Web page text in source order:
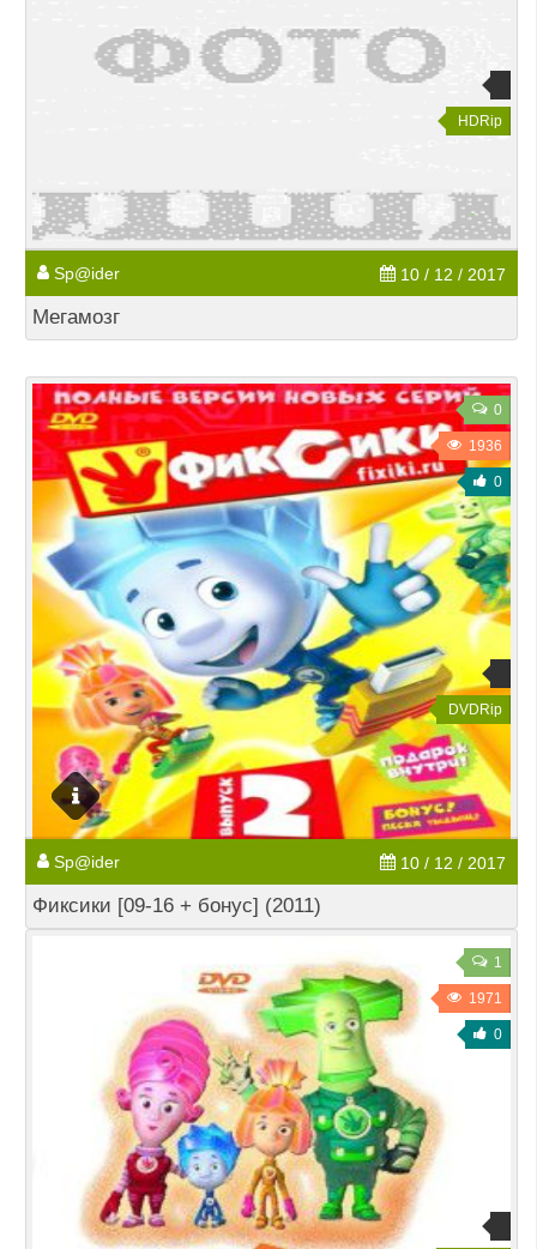
HDRip
Sp@ider 10 / 12 / 2017
Мегамозг
0
1936
0
DVDRip
Sp@ider 10 / 12 / 2017
Фиксики [09-16 + бонус] (2011)
1
1971
0